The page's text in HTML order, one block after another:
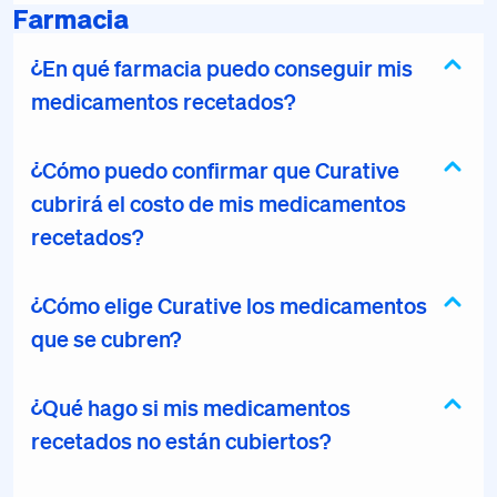
Farmacia
¿En qué farmacia puedo conseguir mis
medicamentos recetados?
¿Cómo puedo confirmar que Curative
cubrirá el costo de mis medicamentos
recetados?
¿Cómo elige Curative los medicamentos
que se cubren?
¿Qué hago si mis medicamentos
recetados no están cubiertos?